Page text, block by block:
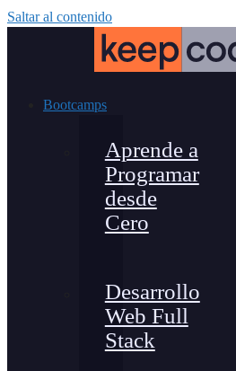
Saltar al contenido
Bootcamps
Aprende a
Programar
desde
Cero
Desarrollo
Web Full
Stack